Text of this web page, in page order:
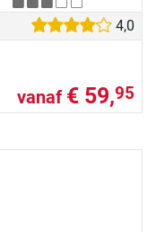
4,0
vanaf € 59,95